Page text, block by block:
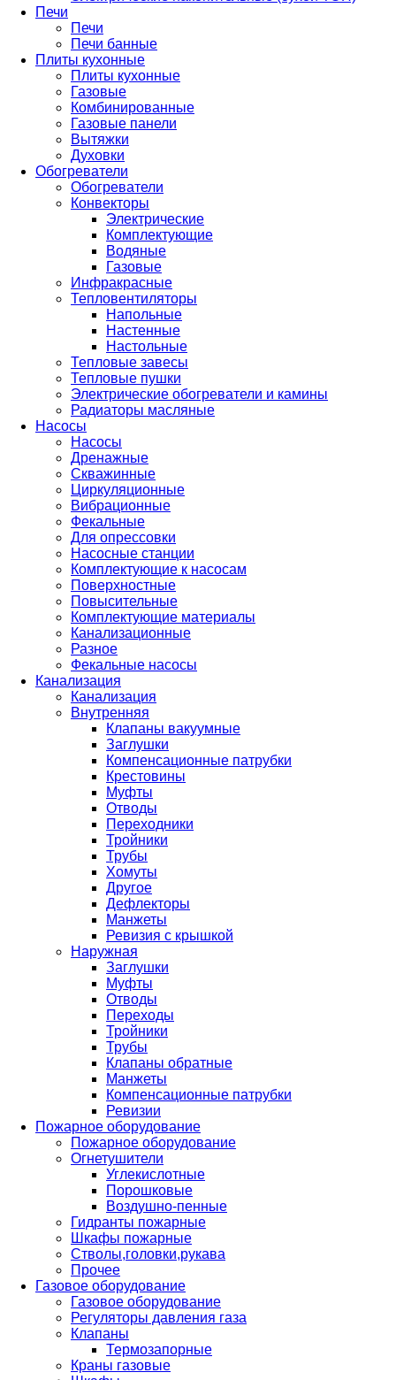
Печи
Печи
Печи банные
Плиты кухонные
Плиты кухонные
Газовые
Комбинированные
Газовые панели
Вытяжки
Духовки
Обогреватели
Обогреватели
Конвекторы
Электрические
Комплектующие
Водяные
Газовые
Инфракрасные
Тепловентиляторы
Напольные
Настенные
Настольные
Тепловые завесы
Тепловые пушки
Электрические обогреватели и камины
Радиаторы масляные
Насосы
Насосы
Дренажные
Скважинные
Циркуляционные
Вибрационные
Фекальные
Для опрессовки
Насосные станции
Комплектующие к насосам
Поверхностные
Повысительные
Комплектующие материалы
Канализационные
Разное
Фекальные насосы
Канализация
Канализация
Внутренняя
Клапаны вакуумные
Заглушки
Компенсационные патрубки
Крестовины
Муфты
Отводы
Переходники
Тройники
Трубы
Хомуты
Другое
Дефлекторы
Манжеты
Ревизия с крышкой
Наружная
Заглушки
Муфты
Отводы
Переходы
Тройники
Трубы
Клапаны обратные
Манжеты
Компенсационные патрубки
Ревизии
Пожарное оборудование
Пожарное оборудование
Огнетушители
Углекислотные
Порошковые
Воздушно-пенные
Гидранты пожарные
Шкафы пожарные
Стволы,головки,рукава
Прочее
Газовое оборудование
Газовое оборудование
Регуляторы давления газа
Клапаны
Термозапорные
Краны газовые